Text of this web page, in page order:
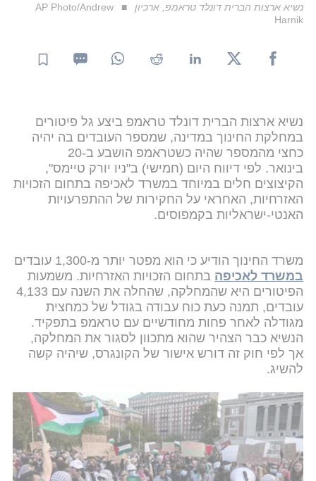
נשיא ארצות הברית דונלד טראמפ, ארכיון
AP Photo/Andrew
Harnik
נשיא ארצות הברית דונלד טראמפ ביצע גל פיטורים
במחלקת החינוך במדינה, שמספר העובדים בה יהיה
כחצי מהמספר שהיה כשטראמפ הושבע ב-20
בינואר. לפי דיווח היום (חמישי) ב"ניו יורק טיימס",
הקיצוצים חלים במיוחד במשרד לאכיפה בתחום הזכויות
האזרחיות, האחראי על החקירות של ההתפרעויות
האנטי-ישראליות בקמפוסים.
משרד החינוך הודיע כי הוא מפטר יותר מ-1,300 עובדים
במשרד לאכיפה בתחום הזכויות האזרחיות. משמעות
הפיטורים היא שהמחלקה, שהחלה את השנה עם 4,133
עובדים, תמנה כעת כוח עבודה בגודל של כמחצית
מגודלה לאחר פחות מחודשיים עם טראמפ בתפקיד.
הנשיא כבר הצהיר שהוא מתכוון לסגור את המחלקה,
אך לפי חוק זה דורש אישור של הקונגרס, שיהיה קשה
להשיג.